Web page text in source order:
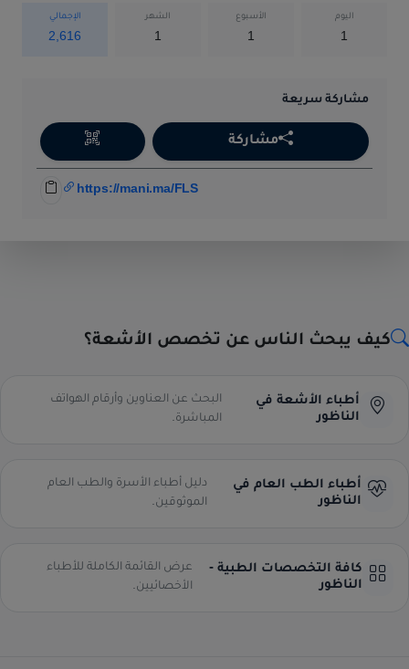
اليوم
1
الأسبوع
1
الشهر
1
الإجمالي
2,616
مشاركة سريعة
مشاركة
https://mani.ma/FLS
كيف يبحث الناس عن تخصص الأشعة؟
أطباء الأشعة في
الناظور
البحث عن العناوين وأرقام الهواتف
المباشرة.
أطباء الطب العام في
الناظور
دليل أطباء الأسرة والطب العام
الموثوقين.
كافة التخصصات الطبية -
الناظور
عرض القائمة الكاملة للأطباء
الأخصائيين.